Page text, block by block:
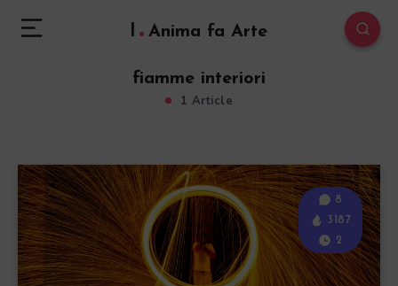
l Anima fa Arte
fiamme interiori
1 Article
8
3187
2